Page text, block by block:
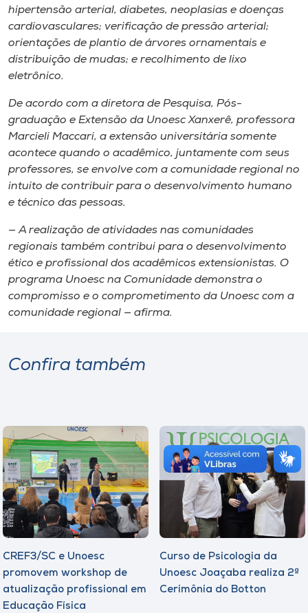
hipertensão arterial, diabetes, neoplasias e doenças
cardiovasculares; verificação de pressão arterial;
orientações de plantio de árvores ornamentais e
distribuição de mudas; e recolhimento de lixo
eletrônico.
De acordo com a diretora de Pesquisa, Pós-
graduação e Extensão da Unoesc Xanxerê, professora
Marcieli Maccari, a extensão universitária somente
acontece quando o acadêmico, juntamente com seus
professores, se envolve com a comunidade regional no
intuito de contribuir para o desenvolvimento humano
e técnico das pessoas.
— A realização de atividades nas comunidades
regionais também contribui para o desenvolvimento
ético e profissional dos acadêmicos extensionistas. O
programa Unoesc na Comunidade demonstra o
compromisso e o comprometimento da Unoesc com a
comunidade regional — afirma.
Confira também
CREF3/SC e Unoesc
promovem workshop de
atualização profissional em
Educação Física
Curso de Psicologia da
Unoesc Joaçaba realiza 2ª
Cerimônia do Botton